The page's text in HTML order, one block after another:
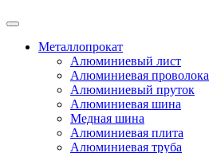
Металлопрокат
Алюминиевый лист
Алюминиевая проволока
Алюминиевый пруток
Алюминиевая шина
Медная шина
Алюминиевая плита
Алюминиевая труба